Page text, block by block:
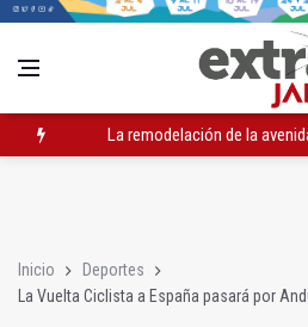
La remodelación de la
Inicio
Deportes
La Vuelta Ciclista a España pasará por